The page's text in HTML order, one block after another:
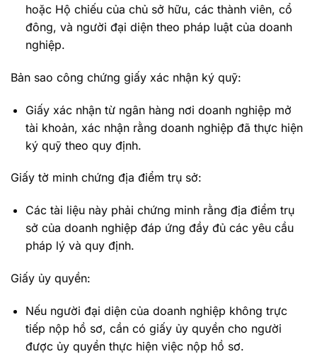
hoặc Hộ chiếu của chủ sở hữu, các thành viên, cổ
đông, và người đại diện theo pháp luật của doanh
nghiệp.
Bản sao công chứng giấy xác nhận ký quỹ:
Giấy xác nhận từ ngân hàng nơi doanh nghiệp mở
tài khoản, xác nhận rằng doanh nghiệp đã thực hiện
ký quỹ theo quy định.
Giấy tờ minh chứng địa điểm trụ sở:
Các tài liệu này phải chứng minh rằng địa điểm trụ
sở của doanh nghiệp đáp ứng đầy đủ các yêu cầu
pháp lý và quy định.
Giấy ủy quyền:
Nếu người đại diện của doanh nghiệp không trực
tiếp nộp hồ sơ, cần có giấy ủy quyền cho người
được ủy quyền thực hiện việc nộp hồ sơ.